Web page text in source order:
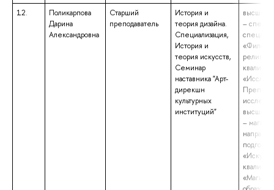
12.
Поликарпова
Дарина
Александровна
Старший
преподаватель
История и
теория дизайна.
Специализация,
История и
теория искусств,
Семинар
наставника "Арт-
дирекшн
культурных
институций"
высшее
–
высшее
–